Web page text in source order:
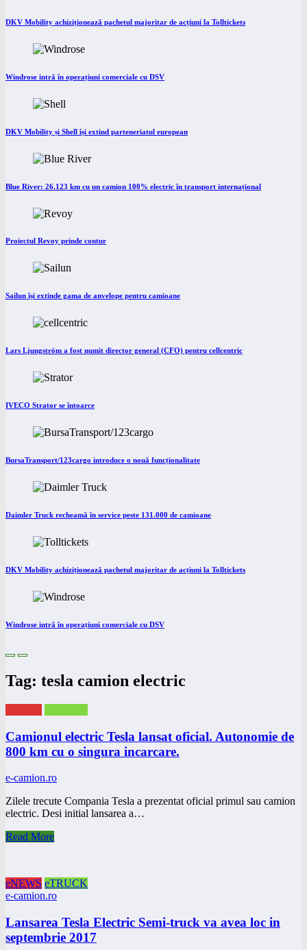
DKV Mobility achiziționează pachetul majoritar de acțiuni la Tolltickets
Windrose intră în operațiuni comerciale cu DSV
DKV Mobility și Shell își extind parteneriatul european
Blue River: 26.123 km cu un camion 100% electric în transport internațional
Proiectul Revoy prinde contur
Sailun își extinde gama de anvelope pentru camioane
Lars Ljungström a fost numit director general (CFO) pentru cellcentric
IVECO Strator se întoarce
BursaTransport/123cargo introduce o nouă funcționalitate
Daimler Truck recheamă în service peste 131.000 de camioane
DKV Mobility achiziționează pachetul majoritar de acțiuni la Tolltickets
Windrose intră în operațiuni comerciale cu DSV
Tag: tesla camion electric
Camionul electric Tesla lansat oficial. Autonomie de
800 km cu o singura incarcare.
e-camion.ro
Zilele trecute Compania Tesla a prezentat oficial primul sau camion
electric. Desi initial lansarea a…
Read More
eNEWS eTRUCK
e-camion.ro
Lansarea Tesla Electric Semi-truck va avea loc in
septembrie 2017